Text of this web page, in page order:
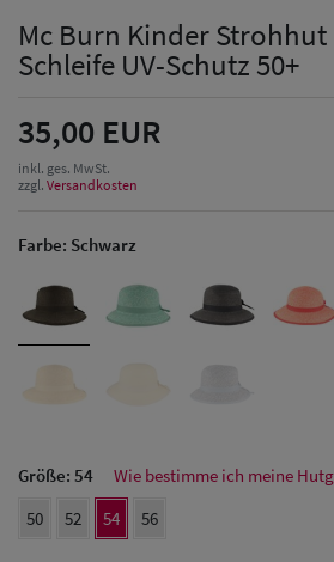
Herren Caps
Baseball Cpas
Herren UV-
Mc Burn Kinder
Schleife UV-Schutz 50+
35,00 EUR
inkl. ges. MwSt.
zzgl. Versandkosten
Farbe: Schwarz
Größe: 54
Wie bestimme ich meine
50
52 54 56